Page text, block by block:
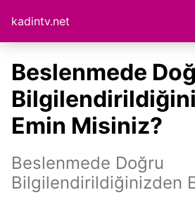
kadintv.net
Beslenmede
Emin Misiniz?
Beslenmede Doğru
Bilgilendirildiğinizden